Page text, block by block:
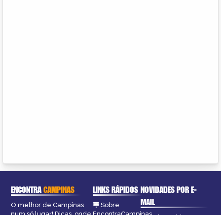
ENCONTRACAMPINAS
O melhor de Campinas
LINKS RÁPIDOS
Sobre
NOVIDADES POR E-
MAIL